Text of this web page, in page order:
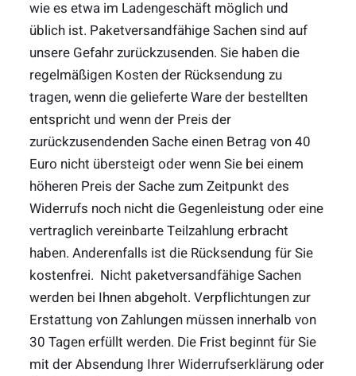
wie es etwa im Ladengeschäft möglich und
üblich ist. Paketversandfähige Sachen sind auf
unsere Gefahr zurückzusenden. Sie haben die
regelmäßigen Kosten der Rücksendung zu
tragen, wenn die gelieferte Ware der bestellten
entspricht und wenn der Preis der
zurückzusendenden Sache einen Betrag von 40
Euro nicht übersteigt oder wenn Sie bei einem
höheren Preis der Sache zum Zeitpunkt des
Widerrufs noch nicht die Gegenleistung oder eine
vertraglich vereinbarte Teilzahlung erbracht
haben. Anderenfalls ist die Rücksendung für Sie
kostenfrei. Nicht paketversandfähige Sachen
werden bei Ihnen abgeholt. Verpflichtungen zur
Erstattung von Zahlungen müssen innerhalb von
30 Tagen erfüllt werden. Die Frist beginnt für Sie
mit der Absendung Ihrer Widerrufserklärung oder